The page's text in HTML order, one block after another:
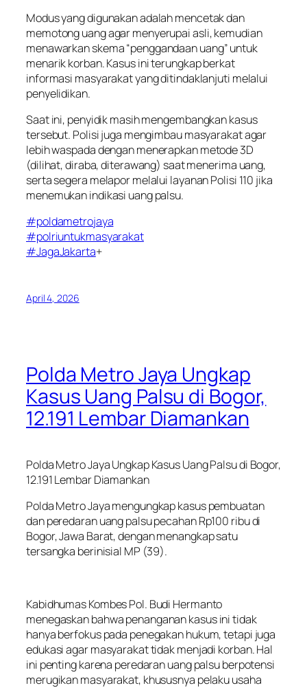
Modus yang digunakan adalah mencetak dan
memotong uang agar menyerupai asli, kemudian
menawarkan skema “penggandaan uang” untuk
menarik korban. Kasus ini terungkap berkat
informasi masyarakat yang ditindaklanjuti melalui
penyelidikan.
Saat ini, penyidik masih mengembangkan kasus
tersebut. Polisi juga mengimbau masyarakat agar
lebih waspada dengan menerapkan metode 3D
(dilihat, diraba, diterawang) saat menerima uang,
serta segera melapor melalui layanan Polisi 110 jika
menemukan indikasi uang palsu.
#poldametrojaya
#polriuntukmasyarakat
#JagaJakarta+
April 4, 2026
Polda Metro Jaya Ungkap
Kasus Uang Palsu di Bogor,
12.191 Lembar Diamankan
Polda Metro Jaya Ungkap Kasus Uang Palsu di Bogor,
12.191 Lembar Diamankan
Polda Metro Jaya mengungkap kasus pembuatan
dan peredaran uang palsu pecahan Rp100 ribu di
Bogor, Jawa Barat, dengan menangkap satu
tersangka berinisial MP (39).
Kabidhumas Kombes Pol. Budi Hermanto
menegaskan bahwa penanganan kasus ini tidak
hanya berfokus pada penegakan hukum, tetapi juga
edukasi agar masyarakat tidak menjadi korban. Hal
ini penting karena peredaran uang palsu berpotensi
merugikan masyarakat, khususnya pelaku usaha